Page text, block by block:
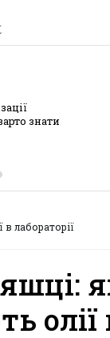
знати
лабораторії
олії